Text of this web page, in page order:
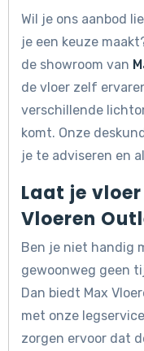
Wil je ons aanbod
je een keuze
de showroom van
de vloer zelf
verschillende
komt. Onze
je te adviseren en
Laat je
Vloeren
Ben je niet handig
gewoonweg geen
Dan biedt Max
met onze
zorgen ervoor dat